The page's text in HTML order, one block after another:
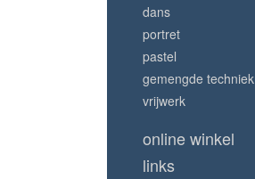
dans
portret
pastel
gemengde techniek
vrijwerk
online winkel
links